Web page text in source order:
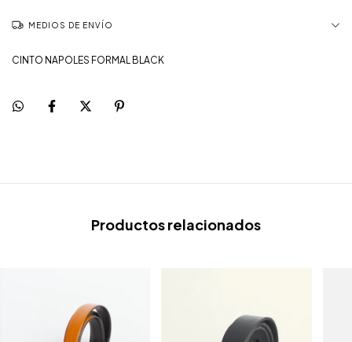
MEDIOS DE ENVÍO
CINTO NAPOLES FORMAL BLACK
Productos relacionados